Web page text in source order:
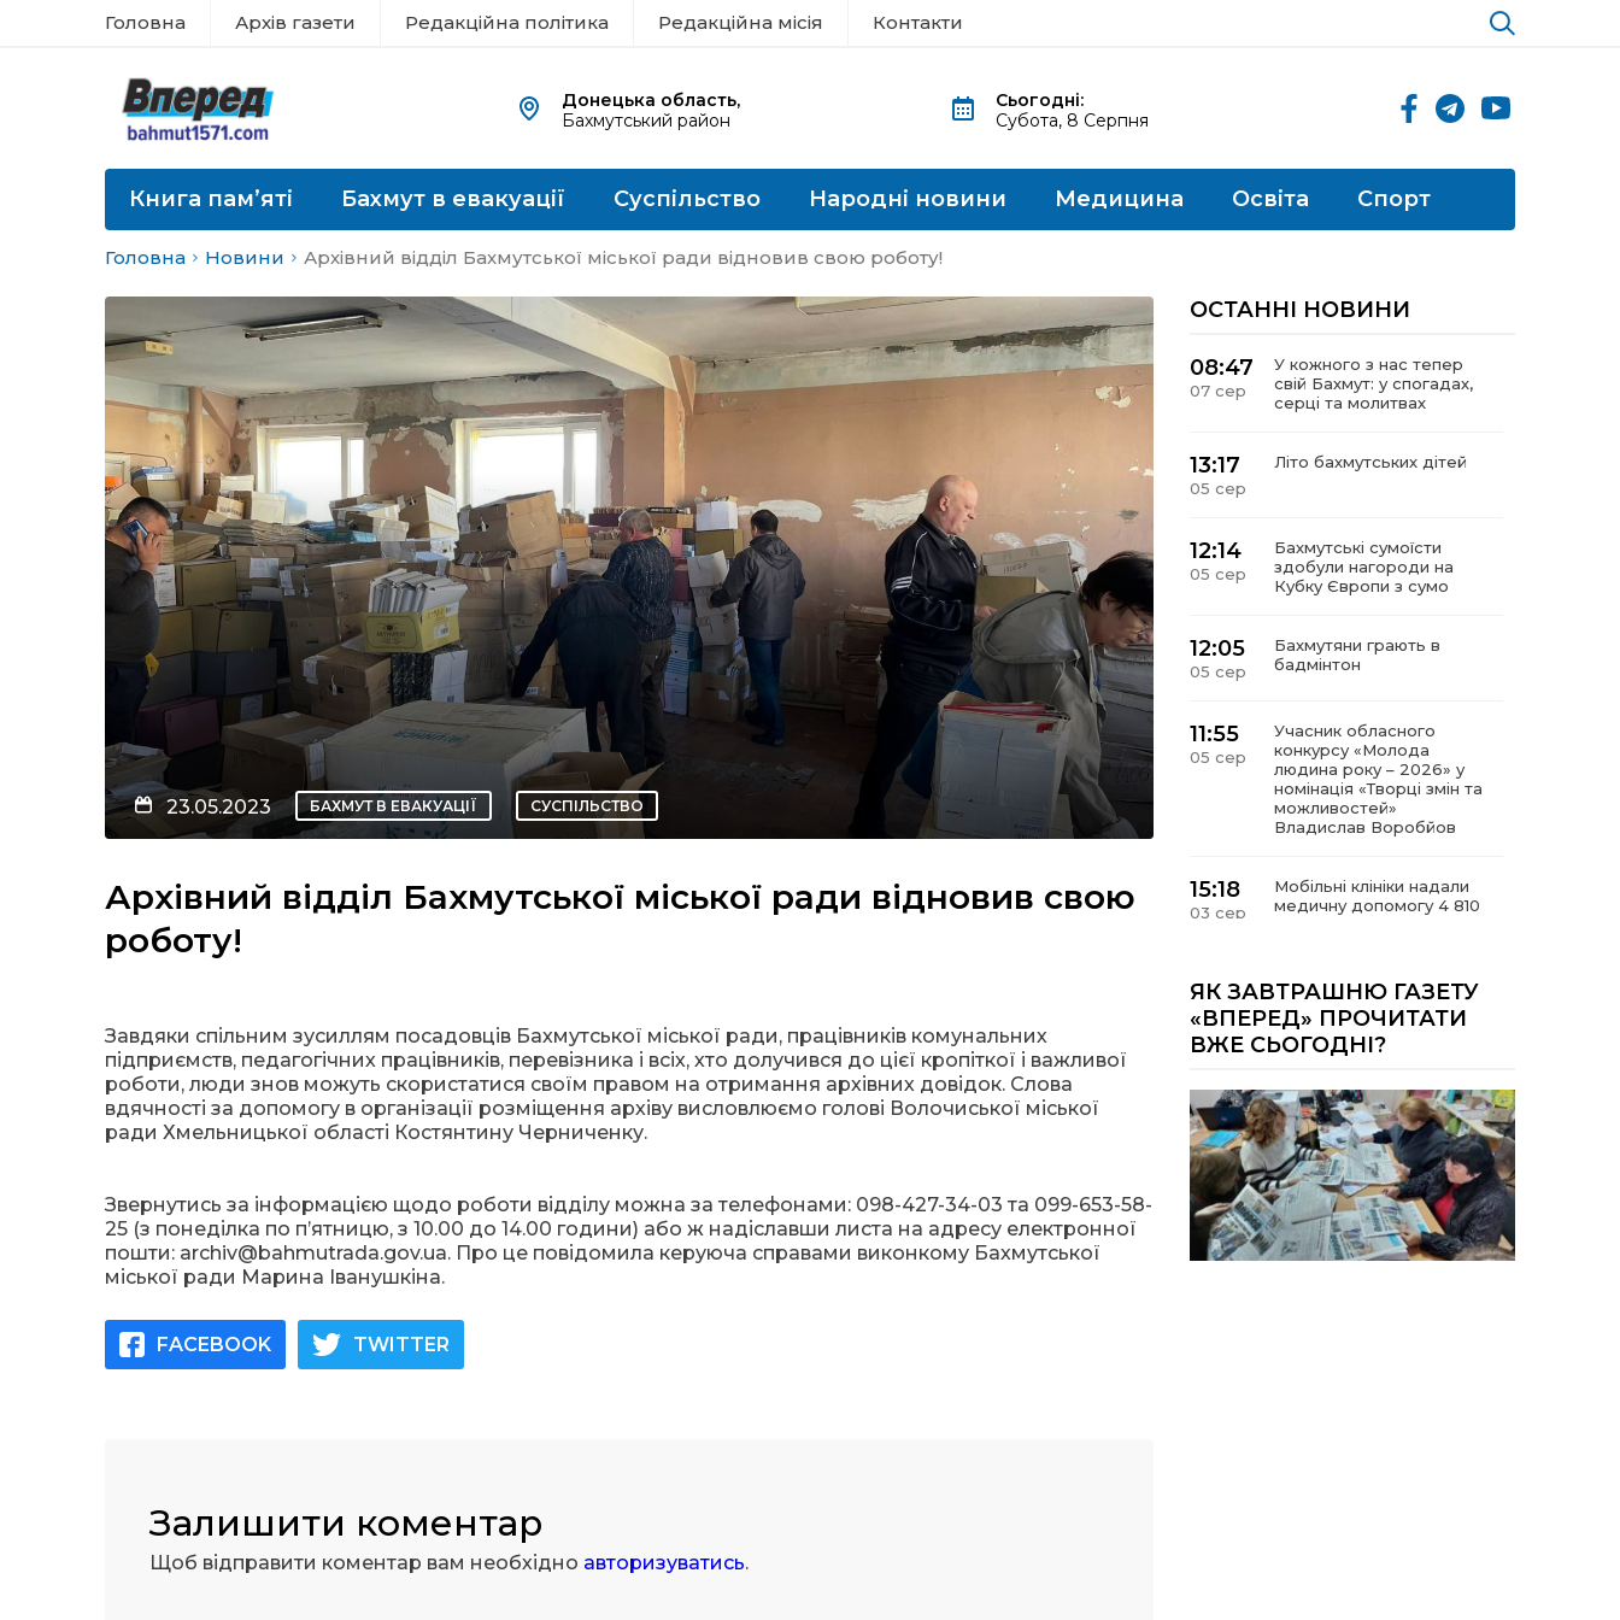
Головна Архів газети Редакційна політика Редакційна місія Контакти
Донецька область,
Бахмутський район
Сьогодні:
Субота, 8 Серпня
Книга пам’яті Бахмут в евакуації Суспільство Народні новини Медицина Освіта Спорт
Головна Новини Архівний відділ Бахмутської міської ради відновив свою роботу!
23.05.2023 БАХМУТ В ЕВАКУАЦІЇ СУСПІЛЬСТВО
Архівний відділ Бахмутської міської ради відновив свою
роботу!
Завдяки спільним зусиллям посадовців Бахмутської міської ради, працівників комунальних
підприємств, педагогічних працівників, перевізника і всіх, хто долучився до цієї кропіткої і важливої
роботи, люди знов можуть скористатися своїм правом на отримання архівних довідок. Слова
вдячності за допомогу в організації розміщення архіву висловлюємо голові Волочиської міської
ради Хмельницької області Костянтину Черниченку.
Звернутись за інформацією щодо роботи відділу можна за телефонами: 098-427-34-03 та 099-653-58-
25 (з понеділка по п’ятницю, з 10.00 до 14.00 години) або ж надіславши листа на адресу електронної
пошти: archiv@bahmutrada.gov.ua. Про це повідомила керуюча справами виконкому Бахмутської
міської ради Марина Іванушкіна.
FACEBOOK TWITTER
Залишити коментар
Щоб відправити коментар вам необхідно авторизуватись.
ОСТАННІ НОВИНИ
08:47
07 сер
У кожного з нас тепер
свій Бахмут: у спогадах,
серці та молитвах
13:17
05 сер
Літо бахмутських дітей
12:14
05 сер
Бахмутські сумоїсти
здобули нагороди на
Кубку Європи з сумо
12:05
05 сер
Бахмутяни грають в
бадмінтон
11:55
05 сер
Учасник обласного
конкурсу «Молода
людина року – 2026» у
номінація «Творці змін та
можливостей»
Владислав Воробйов
15:18
03 сер
Мобільні клініки надали
медичну допомогу 4 810
09:27
03 сер
ВПО можуть не платити
за частину комунальних
послуг: про що йдеться
14:12
01 сер
розповіла, коли
переселенці втрачають
виплати та статус
внутрішньо переміщеної
особи
14:04
01 сер
Учасниця обласного
конкурсу «Молода
ЯК ЗАВТРАШНЮ ГАЗЕТУ
«ВПЕРЕД» ПРОЧИТАТИ
ВЖЕ СЬОГОДНІ?